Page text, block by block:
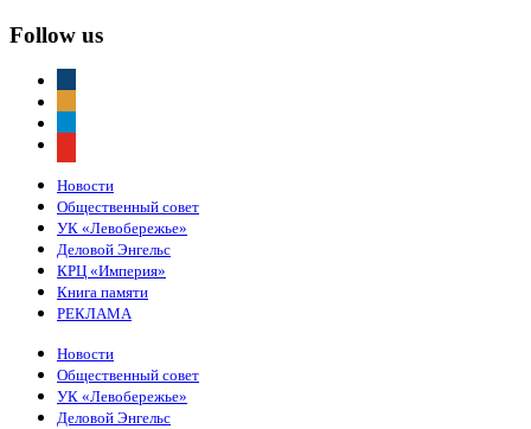
Follow us
Новости
Общественный совет
УК «Левобережье»
Деловой Энгельс
КРЦ «Империя»
Книга памяти
РЕКЛАМА
Новости
Общественный совет
УК «Левобережье»
Деловой Энгельс